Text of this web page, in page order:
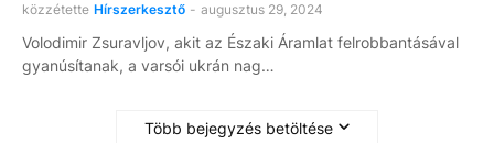
közzétette Hírszerkesztő - augusztus 29, 2024
Volodimir Zsuravljov, akit az Északi Áramlat felrobbantásával
gyanúsítanak, a varsói ukrán nag…
Több bejegyzés betöltése